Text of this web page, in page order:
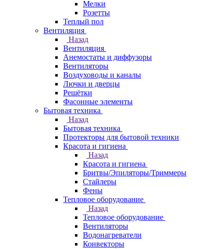
Мелки
Розетты
Теплый пол
Вентиляция
Назад
Вентиляция
Анемостаты и диффузоры
Вентиляторы
Воздуховоды и каналы
Лючки и дверцы
Решётки
Фасонные элементы
Бытовая техника
Назад
Бытовая техника
Протекторы для бытовой техники
Красота и гигиена
Назад
Красота и гигиена
Бритвы/Эпиляторы/Триммеры
Стайлеры
Фены
Тепловое оборудование
Назад
Тепловое оборудование
Вентиляторы
Водонагреватели
Конвекторы